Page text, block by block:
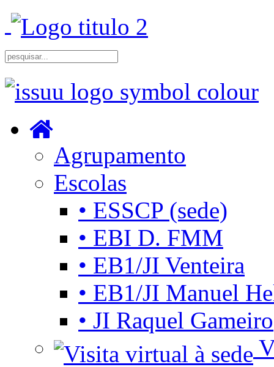
Agrupamento
Escolas
• ESSCP (sede)
• EBI D. FMM
• EB1/JI Venteira
• EB1/JI Manuel
• JI Raquel Gameiro